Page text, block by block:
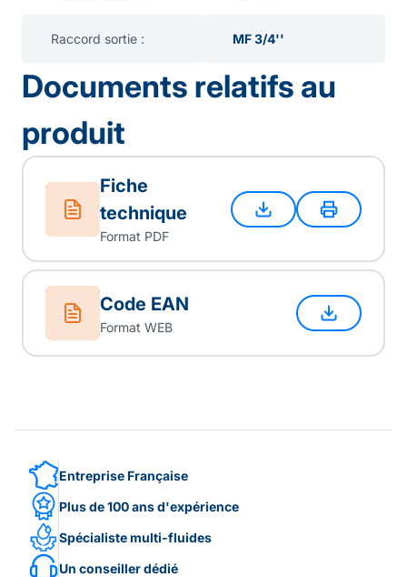
Raccord sortie : MF 3/4''
Documents relatifs au
produit
Fiche
technique
Format PDF
Code EAN
Format WEB
Entreprise Française
Plus de 100 ans d'expérience
Spécialiste multi-fluides
Un conseiller dédié